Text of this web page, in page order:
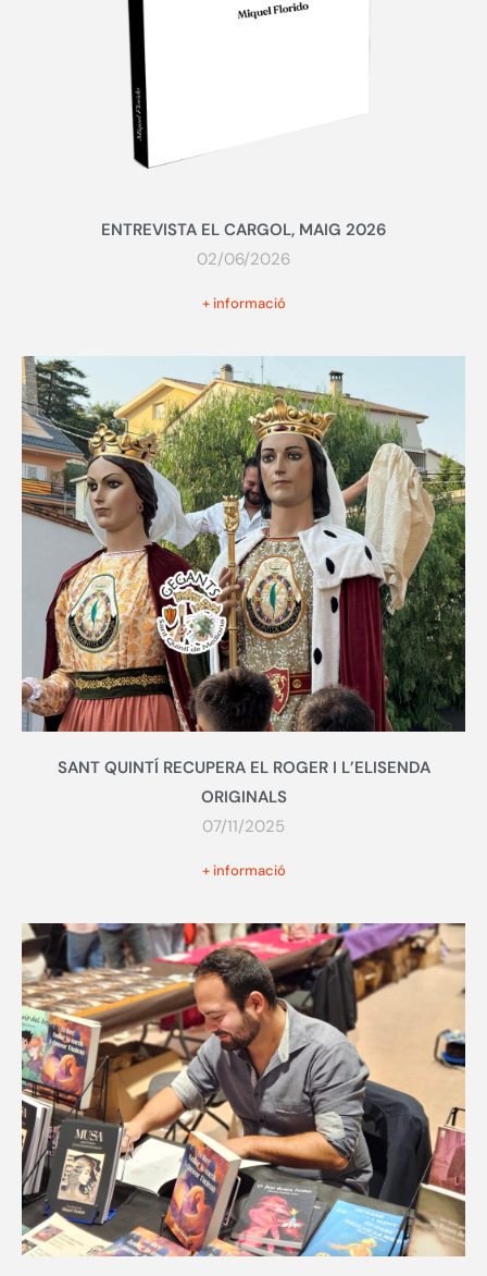
ENTREVISTA EL CARGOL, MAIG 2026
02/06/2026
+ informació
SANT QUINTÍ RECUPERA EL ROGER I L’ELISENDA
ORIGINALS
07/11/2025
+ informació